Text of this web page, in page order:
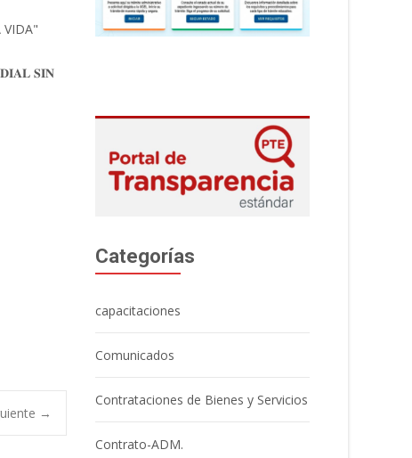
𝐒𝐈𝐍
→
Categorías
capacitaciones
Comunicados
Contrataciones de Bienes y Servicios
Contrato-ADM.